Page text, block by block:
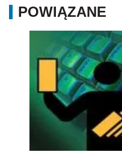
POWIĄZANE